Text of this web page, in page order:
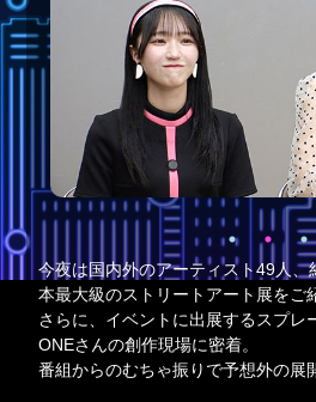
今夜は国内外のアーティスト49人
本最大級のストリートアート展をご
さらに、イベントに出展するスプレ
ONEさんの創作現場に密着。
番組からのむちゃ振りで予想外の展